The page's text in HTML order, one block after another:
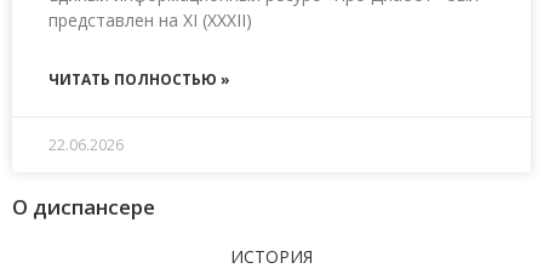
представлен на XI (XXXII)
ЧИТАТЬ ПОЛНОСТЬЮ »
22.06.2026
О диспансере
ИСТОРИЯ